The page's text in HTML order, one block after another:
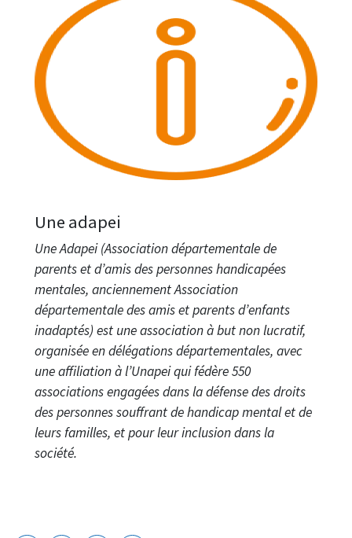
Une adapei
Une Adapei (Association départementale de
parents et d’amis des personnes handicapées
mentales, anciennement Association
départementale des amis et parents d’enfants
inadaptés) est une association à but non lucratif,
organisée en délégations départementales, avec
une affiliation à l’Unapei qui fédère 550
associations engagées dans la défense des droits
des personnes souffrant de handicap mental et de
leurs familles, et pour leur inclusion dans la
société.